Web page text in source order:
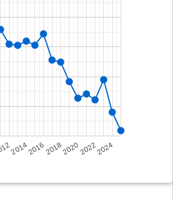
201420162018202020222024